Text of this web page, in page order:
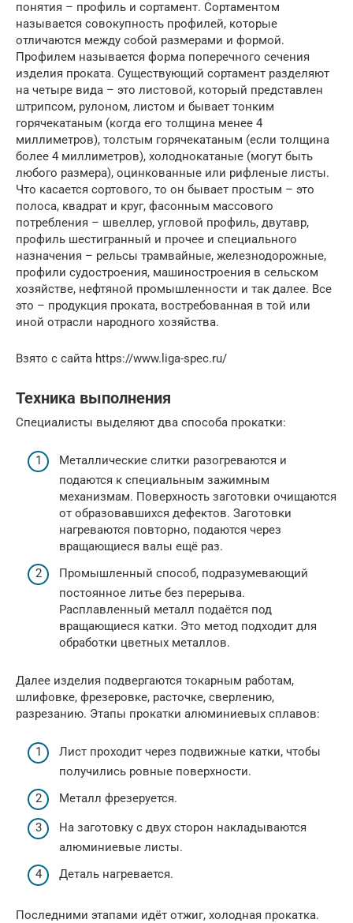
понятия – профиль и сортамент. Сортаментом
называется совокупность профилей, которые
отличаются между собой размерами и формой.
Профилем называется форма поперечного сечения
изделия проката. Существующий сортамент разделяют
на четыре вида – это листовой, который представлен
штрипсом, рулоном, листом и бывает тонким
горячекатаным (когда его толщина менее 4
миллиметров), толстым горячекатаным (если толщина
более 4 миллиметров), холоднокатаные (могут быть
любого размера), оцинкованные или рифленые листы.
Что касается сортового, то он бывает простым – это
полоса, квадрат и круг, фасонным массового
потребления – швеллер, угловой профиль, двутавр,
профиль шестигранный и прочее и специального
назначения – рельсы трамвайные, железнодорожные,
профили судостроения, машиностроения в сельском
хозяйстве, нефтяной промышленности и так далее. Все
это – продукция проката, востребованная в той или
иной отрасли народного хозяйства.
Взято с сайта https://www.liga-spec.ru/
Техника выполнения
Специалисты выделяют два способа прокатки:
Металлические слитки разогреваются и
подаются к специальным зажимным
механизмам. Поверхность заготовки очищаются
от образовавшихся дефектов. Заготовки
нагреваются повторно, подаются через
вращающиеся валы ещё раз.
Промышленный способ, подразумевающий
постоянное литье без перерыва.
Расплавленный металл подаётся под
вращающиеся катки. Это метод подходит для
обработки цветных металлов.
Далее изделия подвергаются токарным работам,
шлифовке, фрезеровке, расточке, сверлению,
разрезанию. Этапы прокатки алюминиевых сплавов:
Лист проходит через подвижные катки, чтобы
получились ровные поверхности.
Металл фрезеруется.
На заготовку с двух сторон накладываются
алюминиевые листы.
Деталь нагревается.
Последними этапами идёт отжиг, холодная прокатка.